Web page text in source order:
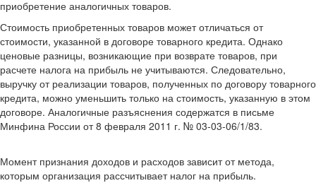
приобретение аналогичных товаров.
Стоимость приобретенных товаров может отличаться от
стоимости, указанной в договоре товарного кредита. Однако
ценовые разницы, возникающие при возврате товаров, при
расчете налога на прибыль не учитываются. Следовательно,
выручку от реализации товаров, полученных по договору товарного
кредита, можно уменьшить только на стоимость, указанную в этом
договоре. Аналогичные разъяснения содержатся в письме
Минфина России от 8 февраля 2011 г. № 03-03-06/1/83.
Момент признания доходов и расходов зависит от метода,
которым организация рассчитывает налог на прибыль.